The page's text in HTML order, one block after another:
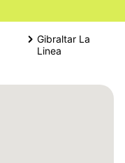
Gibraltar La
Linea